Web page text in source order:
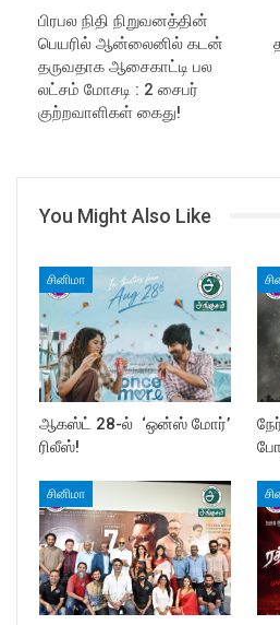
பிரபல நிதி நிறுவனத்தின்
பெயரில் ஆன்லைனில் கடன்
தருவதாக ஆசைகாட்டி பல
லட்சம் மோசடி : 2 சைபர்
குற்றவாளிகள் கைது!
You Might Also Like
சினிமா
ஆகஸ்ட் 28-ல் ‘ஒன்ஸ் மோர்’
ரிலீஸ்!
சினிமா